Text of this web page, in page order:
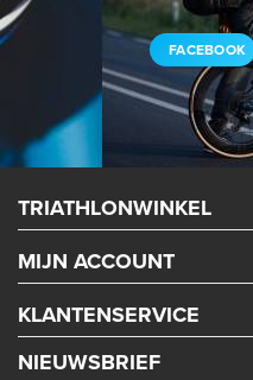
FACEBOOK
TRIATHLONWINKEL
MIJN ACCOUNT
KLANTENSERVICE
NIEUWSBRIEF